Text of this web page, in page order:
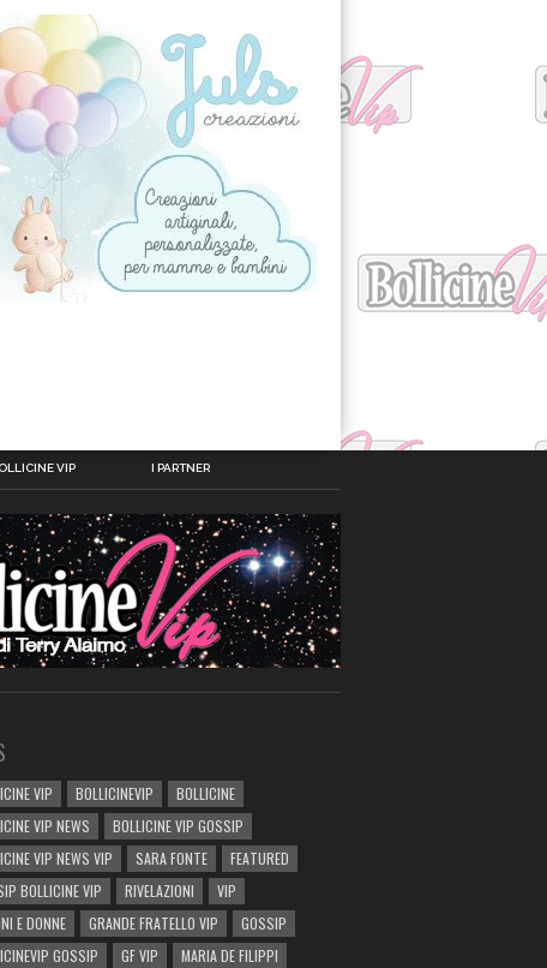
VIP I PARTNER
VIP BOLLICINEVIP
BOLLICINE
VIP NEWS
BOLLICINE VIP GOSSIP
VIP NEWS VIP
SARA FONTE
FEATURED
BOLLICINE VIP
RIVELAZIONI
VIP
E DONNE
GRANDE FRATELLO VIP
GOSSIP
GOSSIP
GF VIP MARIA DE FILIPPI